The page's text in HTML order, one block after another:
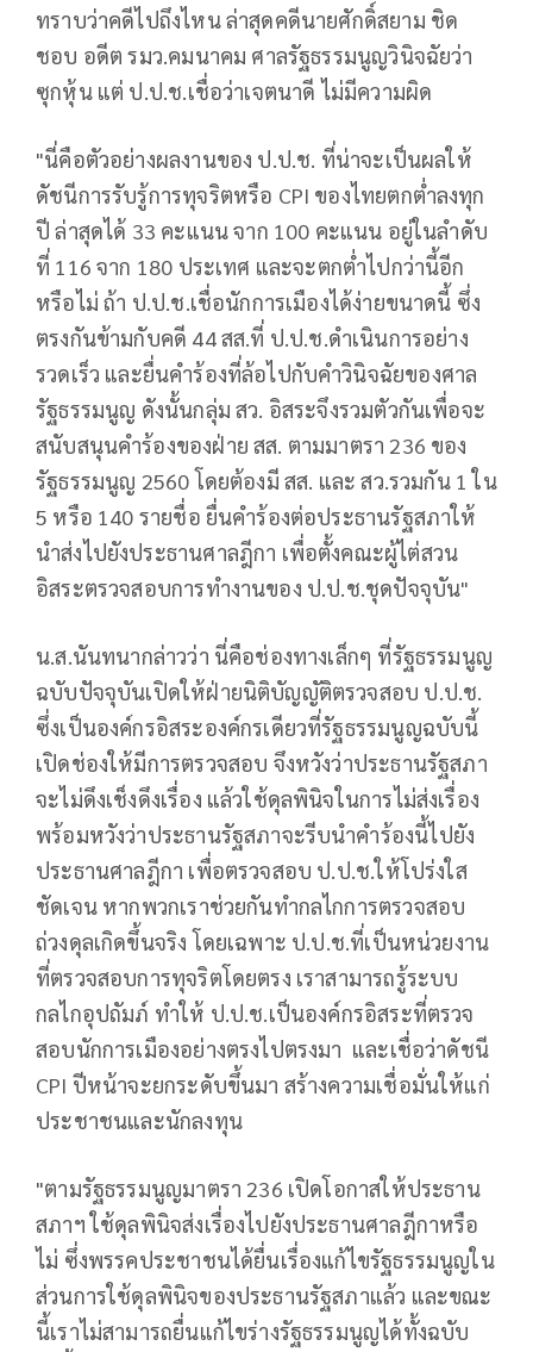
ทราบว่าคดีไปถึงไหน ล่าสุดคดีนายศักดิ์สยาม ชิด
ชอบ อดีต รมว.คมนาคม ศาลรัฐธรรมนูญวินิจฉัยว่า
ซุกหุ้น แต่ ป.ป.ช.เชื่อว่าเจตนาดี ไม่มีความผิด
"นี่คือตัวอย่างผลงานของ ป.ป.ช. ที่น่าจะเป็นผลให้
ดัชนีการรับรู้การทุจริตหรือ CPI ของไทยตกต่ำลงทุก
ปี ล่าสุดได้ 33 คะแนน จาก 100 คะแนน อยู่ในลำดับ
ที่ 116 จาก 180 ประเทศ และจะตกต่ำไปกว่านี้อีก
หรือไม่ ถ้า ป.ป.ช.เชื่อนักการเมืองได้ง่ายขนาดนี้ ซึ่ง
ตรงกันข้ามกับคดี 44 สส.ที่ ป.ป.ช.ดำเนินการอย่าง
รวดเร็ว และยื่นคำร้องที่ล้อไปกับคำวินิจฉัยของศาล
รัฐธรรมนูญ ดังนั้นกลุ่ม สว. อิสระจึงรวมตัวกันเพื่อจะ
สนับสนุนคำร้องของฝ่าย สส. ตามมาตรา 236 ของ
รัฐธรรมนูญ 2560 โดยต้องมี สส. และ สว.รวมกัน 1 ใน
5 หรือ 140 รายชื่อ ยื่นคำร้องต่อประธานรัฐสภาให้
นำส่งไปยังประธานศาลฎีกา เพื่อตั้งคณะผู้ไต่สวน
อิสระตรวจสอบการทำงานของ ป.ป.ช.ชุดปัจจุบัน"
น.ส.นันทนากล่าวว่า นี่คือช่องทางเล็กๆ ที่รัฐธรรมนูญ
ฉบับปัจจุบันเปิดให้ฝ่ายนิติบัญญัติตรวจสอบ ป.ป.ช.
ซึ่งเป็นองค์กรอิสระองค์กรเดียวที่รัฐธรรมนูญฉบับนี้
เปิดช่องให้มีการตรวจสอบ จึงหวังว่าประธานรัฐสภา
จะไม่ดึงเช็งดึงเรื่อง แล้วใช้ดุลพินิจในการไม่ส่งเรื่อง
พร้อมหวังว่าประธานรัฐสภาจะรีบนำคำร้องนี้ไปยัง
ประธานศาลฎีกา เพื่อตรวจสอบ ป.ป.ช.ให้โปร่งใส
ชัดเจน หากพวกเราช่วยกันทำกลไกการตรวจสอบ
ถ่วงดุลเกิดขึ้นจริง โดยเฉพาะ ป.ป.ช.ที่เป็นหน่วยงาน
ที่ตรวจสอบการทุจริตโดยตรง เราสามารถรู้ระบบ
กลไกอุปถัมภ์ ทำให้ ป.ป.ช.เป็นองค์กรอิสระที่ตรวจ
สอบนักการเมืองอย่างตรงไปตรงมา และเชื่อว่าดัชนี
CPI ปีหน้าจะยกระดับขึ้นมา สร้างความเชื่อมั่นให้แก่
ประชาชนและนักลงทุน
"ตามรัฐธรรมนูญมาตรา 236 เปิดโอกาสให้ประธาน
สภาฯ ใช้ดุลพินิจส่งเรื่องไปยังประธานศาลฎีกาหรือ
ไม่ ซึ่งพรรคประชาชนได้ยื่นเรื่องแก้ไขรัฐธรรมนูญใน
ส่วนการใช้ดุลพินิจของประธานรัฐสภาแล้ว และขณะ
นี้เราไม่สามารถยื่นแก้ไขร่างรัฐธรรมนูญได้ทั้งฉบับ